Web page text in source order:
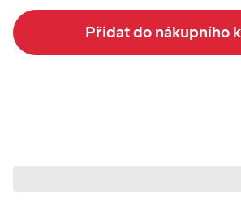
Přidat do nákupního